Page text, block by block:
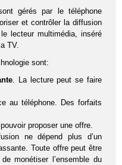
gérés par le téléphone
et contrôler la diffusion
lecteur multimédia, inséré
TV.
sont:
. La lecture peut se faire
au téléphone. Des forfaits
proposer une offre.
ne dépend plus d’un
Toute offre peut être
monétiser l’ensemble du